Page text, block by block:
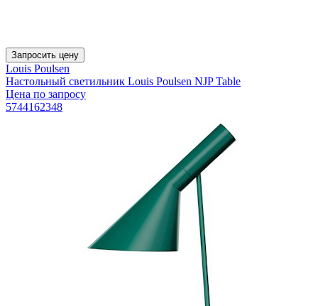
Запросить цену
Louis Poulsen
Настольный светильник Louis Poulsen NJP Table
Цена по запросу
5744162348